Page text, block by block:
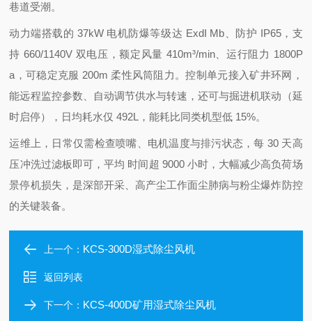
巷道受潮。
动力端搭载的 37kW 电机防爆等级达 ExdI Mb、防护 IP65，支
持 660/1140V 双电压，额定风量 410m³/min、运行阻力 1800P
a，可稳定克服 200m 柔性风筒阻力。控制单元接入矿井环网，
能远程监控参数、自动调节供水与转速，还可与掘进机联动（延
时启停），日均耗水仅 492L，能耗比同类机型低 15%。
运维上，日常仅需检查喷嘴、电机温度与排污状态，每 30 天高
压冲洗过滤板即可，平均 时间超 9000 小时，大幅减少高负荷场
景停机损失，是深部开采、高产尘工作面尘肺病与粉尘爆炸防控
的关键装备。
上一个： KCS-300D湿式除尘风机
返回列表
下一个： KCS-400D矿用湿式除尘风机